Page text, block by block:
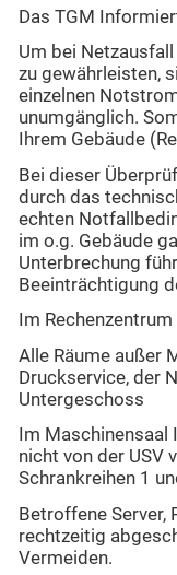
Das TGM
Um bei
zu gewährleisten,
einzelnen
unumgänglich.
Ihrem Gebäude
Bei dieser
durch das
echten
im o.g. Gebäude
Unterbrechung
Beeinträchtigung
Im
Alle Räume außer
Druckservice, der
Untergeschoss
Im
nicht von der USV
Schrankreihen 1
Betroffene Server,
rechtzeitig
Vermeiden.